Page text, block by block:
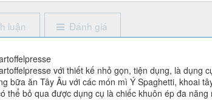
luận Đánh giá
với thiết kế nhỏ gọn, tiện dụng, là
bữa ăn Tây Âu với các món mì Ý Spaghetti, khoai
thể bỏ qua được dụng cụ là chiếc khuôn ép đa năng